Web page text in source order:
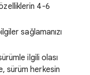
4-6
sağlamanızı
ilgili olası
sürüm herkesin